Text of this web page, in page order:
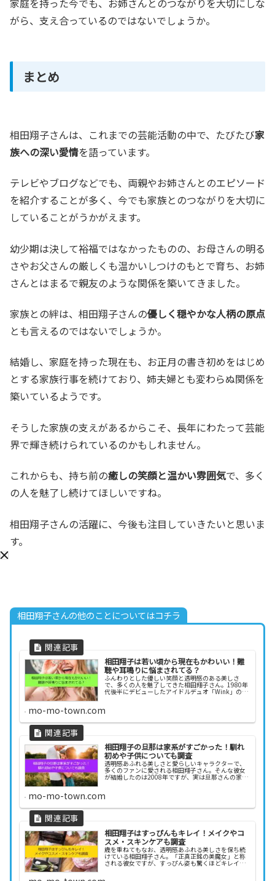
家庭を持った今でも、お姉さんとのつながりを大切にしな
がら、支え合っているのではないでしょうか。
まとめ
相田翔子さんは、これまでの芸能活動の中で、たびたび家
族への深い愛情を語っています。
テレビやブログなどでも、両親やお姉さんとのエピソード
を紹介することが多く、今でも家族とのつながりを大切に
していることがうかがえます。
幼少期は決して裕福ではなかったものの、お母さんの明る
さやお父さんの厳しくも温かいしつけのもとで育ち、お姉
さんとはまるで親友のような関係を築いてきました。
家族との絆は、相田翔子さんの優しく穏やかな人柄の原点
とも言えるのではないでしょうか。
結婚し、家庭を持った現在も、お正月の書き初めをはじめ
とする家族行事を続けており、姉夫婦とも変わらぬ関係を
築いているようです。
そうした家族の支えがあるからこそ、長年にわたって芸能
界で輝き続けられているのかもしれません。
これからも、持ち前の癒しの笑顔と温かい雰囲気で、多く
の人を魅了し続けてほしいですね。
相田翔子さんの活躍に、今後も注目していきたいと思いま
す。
相田翔子さんの他のことについてはコチラ
相田翔子は若い頃から現在もかわいい！難
聴や耳鳴りに悩まされてる？
ふんわりとした優しい笑顔と透明感のある美しさ
で、多くの人を魅了してきた相田翔子さん。1980年
代後半にデビューしたアイドルデュオ「Wink」のメ
は、...
mo-mo-town.com
相田翔子の旦那は家系がすごかった！馴れ
初めや子供についても調査
透明感あふれる美しさと愛らしいキャラクターで、
多くのファンに愛される相田翔子さん。そんな彼女
が結婚したのは2008年ですが、実は旦那さんの家系
か？ さ...
mo-mo-town.com
相田翔子はすっぴんもキレイ！メイクやコ
スメ・スキンケアも調査
歳を重ねてもなお、透明感あふれる美しさを保ち続
けている相田翔子さん。「正真正銘の美魔女」と称
される彼女ですが、すっぴん姿も驚くほどキレイだ
と話題になっています。一体、どのようなスキンケ